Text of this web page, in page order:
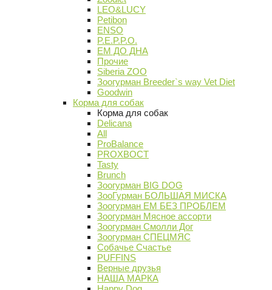
LEO&LUCY
Petibon
ENSO
P.E.P.P.O.
ЕМ ДО ДНА
Прочие
Siberia ZOO
Зоогурман Breeder`s way Vet Diet
Goodwin
Корма для собак
Корма для собак
Delicana
All
ProBalance
PROХВОСТ
Tasty
Brunch
Зоогурман BIG DOG
ЗооГурман БОЛЬШАЯ МИСКА
Зоогурман ЕМ БЕЗ ПРОБЛЕМ
Зоогурман Мясное ассорти
Зоогурман Смолли Дог
Зоогурман СПЕЦМЯС
Собачье Счастье
PUFFINS
Верные друзья
НАША МАРКА